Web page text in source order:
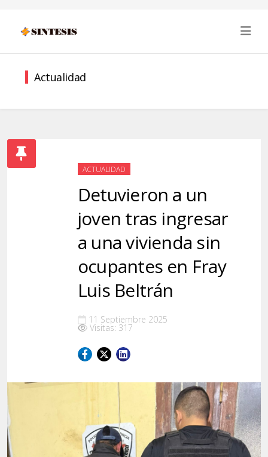
Actualidad
ACTUALIDAD
Detuvieron a un
joven tras ingresar
a una vivienda sin
ocupantes en Fray
Luis Beltrán
11 Septiembre 2025
Visitas: 317